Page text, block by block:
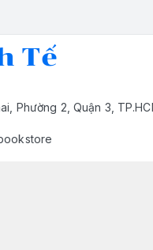
Tế
Phường 2, Quận 3,